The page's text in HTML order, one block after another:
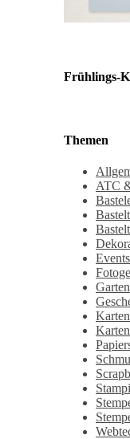
Frühlings-
Themen
ATC
Events
Garten
Karten